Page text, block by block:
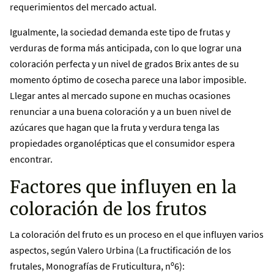
requerimientos del mercado actual.
Igualmente, la sociedad demanda este tipo de frutas y
verduras de forma más anticipada, con lo que lograr una
coloración perfecta y un nivel de grados Brix antes de su
momento óptimo de cosecha parece una labor imposible.
Llegar antes al mercado supone en muchas ocasiones
renunciar a una buena coloración y a un buen nivel de
azúcares que hagan que la fruta y verdura tenga las
propiedades organolépticas que el consumidor espera
encontrar.
Factores que influyen en la
coloración de los frutos
La coloración del fruto es un proceso en el que influyen varios
aspectos, según Valero Urbina (La fructificación de los
frutales, Monografías de Fruticultura, nº6):